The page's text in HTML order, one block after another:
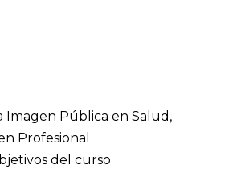
Imagen Pública en Salud,
Profesional
del curso